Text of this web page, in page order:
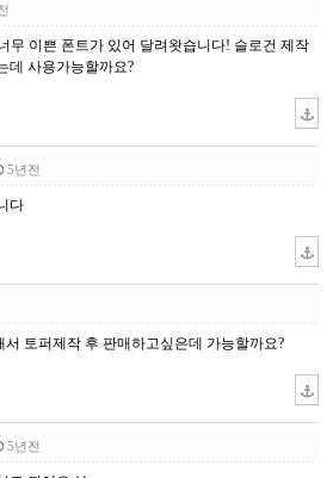
무 이쁜 폰트가 있어 달려왓습니다! 슬로건 제작
데 사용가능할까요?
5년전
다
서 토퍼제작 후 판매하고싶은데 가능할까요?
5년전